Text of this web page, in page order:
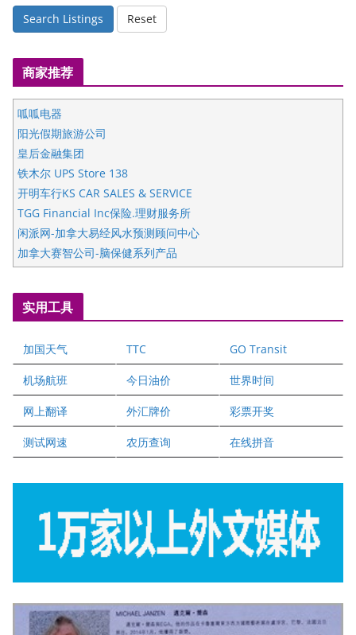
Search Listings Reset
商家推荐
呱呱电器
阳光假期旅游公司
皇后金融集团
铁木尔 UPS Store 138
开明车行KS CAR SALES & SERVICE
TGG Financial Inc保险.理财服务所
闲派网-加拿大易经风水预测顾问中心
加拿大赛智公司-脑保健系列产品
五星国艺拍卖及评估公司
国际注册执业营养师公会
爱德华连锁酒店万锦分店
健健宝公司
二十一世纪美联地产公司
全球趋势移民留学
盛达资本
正点印艺设计
实用工具
加国天气 TTC GO Transit
机场航班 今日油价 世界时间
网上翻译 外汇牌价 彩票开奖
测试网速 农历查询 在线拼音